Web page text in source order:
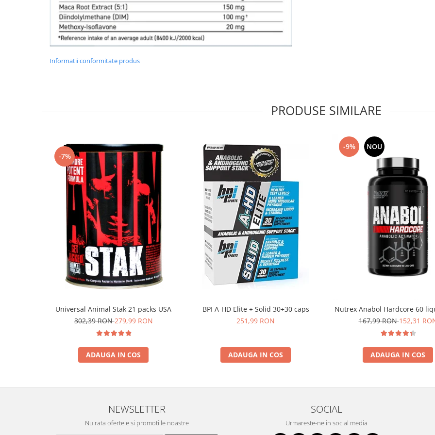
Informatii conformitate produs
PRODUSE SIMILARE
-7%
Universal Animal Stak 21 packs USA
302,39 RON279,99 RON
ADAUGA IN COS
BPI A-HD Elite + Solid 30+30 caps
251,99 RON
ADAUGA IN COS
-9% NOU
Nutrex Anabol Hardcore 60
167,99 RON152,31
ADAUGA IN COS
NEWSLETTER
Nu rata ofertele si promotiile noastre
SOCIAL
Urmareste-ne in social media